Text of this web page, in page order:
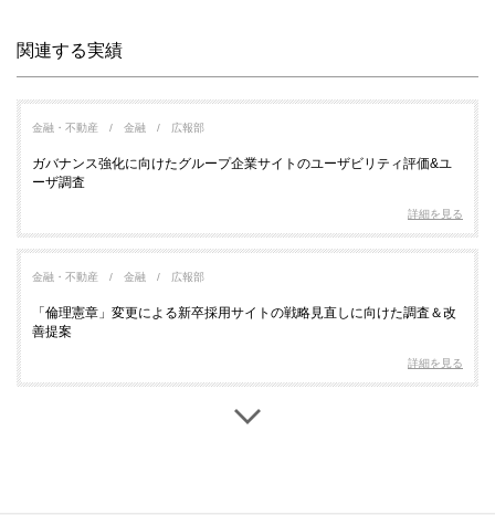
関連する実績
金融・不動産 金融 広報部
ガバナンス強化に向けたグループ企業サイトのユーザビリティ評価&ユ
ーザ調査
詳細を見る
金融・不動産 金融 広報部
「倫理憲章」変更による新卒採用サイトの戦略見直しに向けた調査＆改
善提案
詳細を見る
マーケティング部